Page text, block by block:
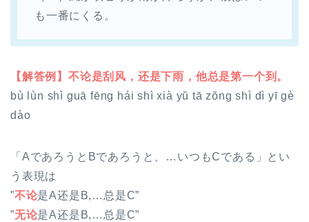
も一番にくる。
【解答例】不论是刮风，还是下雨，他总是第一个到。
bù lùn shì guā fēng hái shì xià yŭ tā zŏng shì dì yī gè
dào
「AであろうとBであろうと、…いつもCである」とい
う表現は
”不论是A还是B,…总是C”
”无论是A还是B,…总是C”